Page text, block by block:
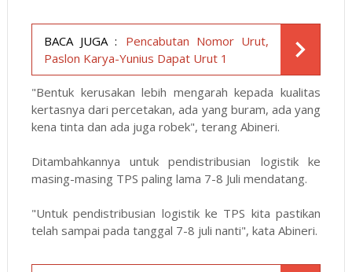
BACA JUGA :
Pencabutan Nomor Urut,
Paslon Karya-Yunius Dapat Urut 1
"Bentuk kerusakan lebih mengarah kepada kualitas
kertasnya dari percetakan, ada yang buram, ada yang
kena tinta dan ada juga robek", terang Abineri.
Ditambahkannya untuk pendistribusian logistik ke
masing-masing TPS paling lama 7-8 Juli mendatang.
"Untuk pendistribusian logistik ke TPS kita pastikan
telah sampai pada tanggal 7-8 juli nanti", kata Abineri.